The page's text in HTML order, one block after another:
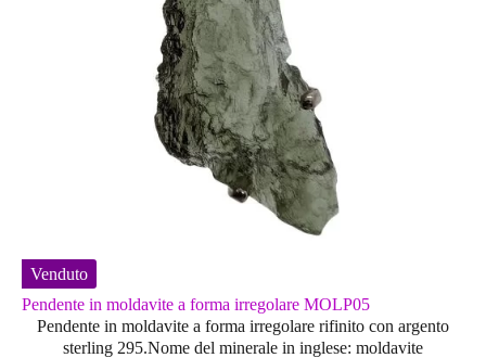
Venduto
Pendente in moldavite a forma irregolare MOLP05
Pendente in moldavite a forma irregolare rifinito con argento
sterling 295.Nome del minerale in inglese: moldavite